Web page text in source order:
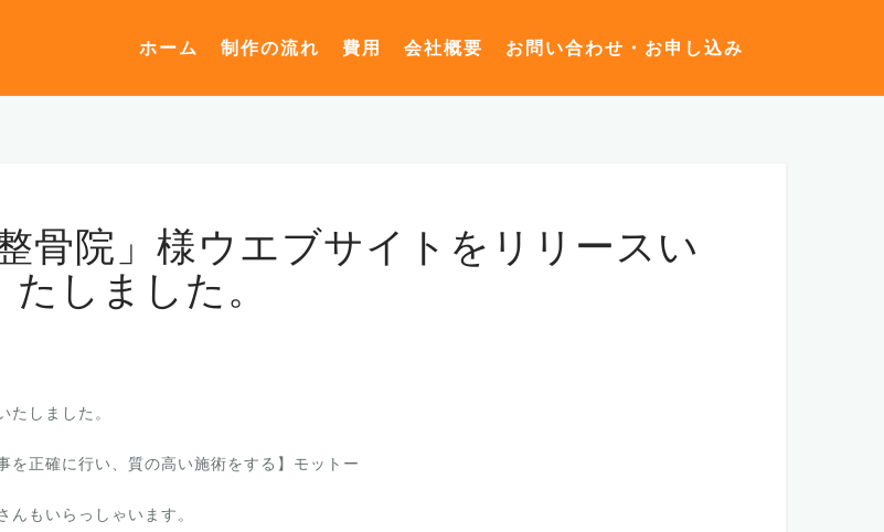
ホーム 制作の流れ 費用 会社概要 お問い合わせ・お申し込み
骨院」様ウエブサイトをリリースい
たしました。
しました。
を正確に行い、質の高い施術をする】モットー
もいらっしゃいます。